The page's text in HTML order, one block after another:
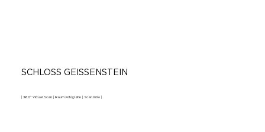
SCHLOSS GEISSENSTEIN
| 360° Virtual Scan | Raum Fotografie | Scan Intro |